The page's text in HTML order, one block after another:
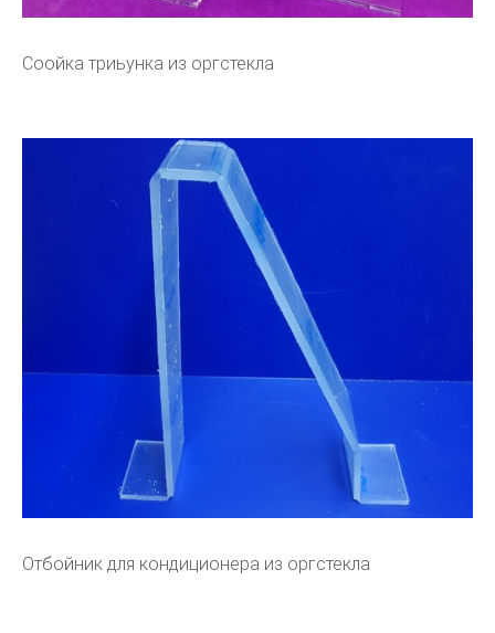
Соойка триьунка из оргстекла
Отбойник для кондиционера из оргстекла